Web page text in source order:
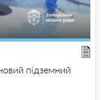
підземний